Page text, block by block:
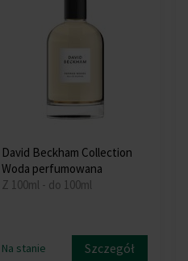
David Beckham Collection
Woda perfumowana
Z 100ml - do 100ml
Na stanie Szczegół